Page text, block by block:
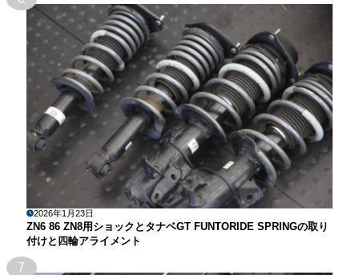
2026年1月23日
ZN6 86 ZN8用ショックとタナベGT FUNTORIDE SPRINGの取り
付けと四輪アライメント
7